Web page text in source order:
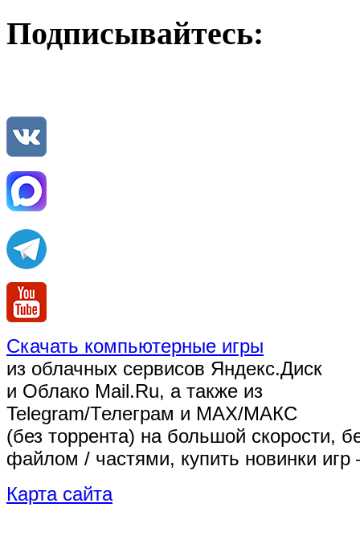
Подписывайтесь:
Скачать компьютерные игры
из облачных сервисов Яндекс.Диск
и Облако Mail.Ru, а также из
Telegram/Телеграм и MAX/МАКС
(без торрента) на большой скорости,
файлом / частями, купить новинки
Карта сайта